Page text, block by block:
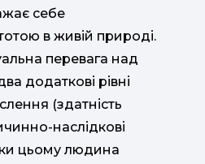
себе
в живій природі.
перевага над
додаткові рівні
(здатність
наслідкові
цьому людина